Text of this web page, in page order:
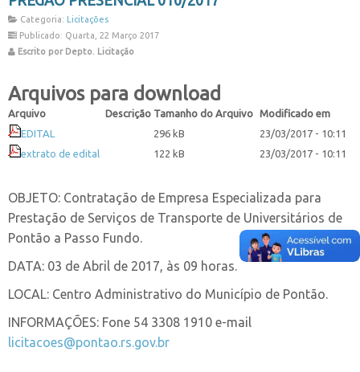
Categoria: Licitações
Publicado: Quarta, 22 Março 2017
Escrito por Depto. Licitação
Arquivos para download
Arquivo Descrição Tamanho do Arquivo Modificado em
EDITAL
296 kB
23/03/2017 - 10:11
extrato de edital
122 kB 23/03/2017 - 10:11
OBJETO: Contratação de Empresa Especializada para
Prestação de Serviços de Transporte de Universitários de
Pontão a Passo Fundo.
DATA: 03 de Abril de 2017, às 09 horas.
LOCAL: Centro Administrativo do Município de Pontão.
INFORMAÇÕES: Fone 54 3308 1910 e-mail
licitacoes@pontao.rs.gov.br